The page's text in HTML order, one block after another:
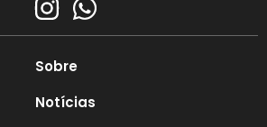
Sobre
Notícias